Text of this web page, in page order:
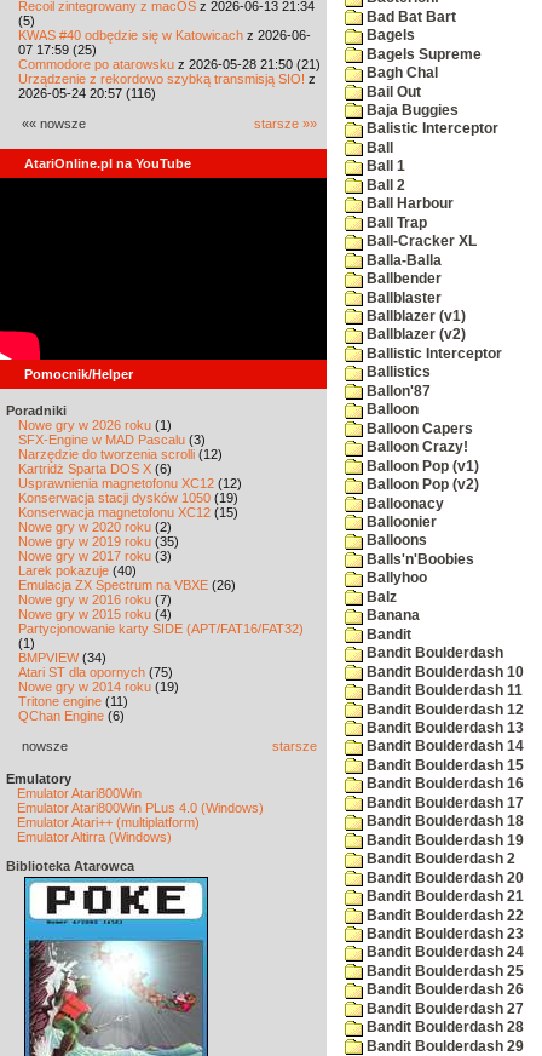
Recoil zintegrowany z macOS z 2026-06-13 21:34
(5)
KWAS #40 odbędzie się w Katowicach z 2026-06-
07 17:59 (25)
Commodore po atarowsku z 2026-05-28 21:50 (21)
Urządzenie z rekordowo szybką transmisją SIO! z
2026-05-24 20:57 (116)
«« nowsze starsze »»
AtariOnline.pl na YouTube
Pomocnik/Helper
Poradniki
Nowe gry w 2026 roku (1)
SFX-Engine w MAD Pascalu (3)
Narzędzie do tworzenia scrolli (12)
Kartridż Sparta DOS X (6)
Usprawnienia magnetofonu XC12 (12)
Konserwacja stacji dysków 1050 (19)
Konserwacja magnetofonu XC12 (15)
Nowe gry w 2020 roku (2)
Nowe gry w 2019 roku (35)
Nowe gry w 2017 roku (3)
Larek pokazuje (40)
Emulacja ZX Spectrum na VBXE (26)
Nowe gry w 2016 roku (7)
Nowe gry w 2015 roku (4)
Partycjonowanie karty SIDE (APT/FAT16/FAT32)
(1)
BMPVIEW(34)
Atari ST dla opornych (75)
Nowe gry w 2014 roku (19)
Tritone engine (11)
QChan Engine (6)
nowsze starsze
Emulatory
Emulator Atari800Win
Emulator Atari800Win PLus 4.0 (Windows)
Emulator Atari++ (multiplatform)
Emulator Altirra (Windows)
Biblioteka Atarowca
Bad Bat Bart
Bagels
Bagels Supreme
Bagh Chal
Bail Out
Baja Buggies
Balistic Interceptor
Ball
Ball 1
Ball 2
Ball Harbour
Ball Trap
Ball-Cracker XL
Balla-Balla
Ballbender
Ballblaster
Ballblazer (v1)
Ballblazer (v2)
Ballistic Interceptor
Ballistics
Ballon'87
Balloon
Balloon Capers
Balloon Crazy!
Balloon Pop (v1)
Balloon Pop (v2)
Balloonacy
Balloonier
Balloons
Balls'n'Boobies
Ballyhoo
Balz
Banana
Bandit
Bandit Boulderdash
Bandit Boulderdash 10
Bandit Boulderdash 11
Bandit Boulderdash 12
Bandit Boulderdash 13
Bandit Boulderdash 14
Bandit Boulderdash 15
Bandit Boulderdash 16
Bandit Boulderdash 17
Bandit Boulderdash 18
Bandit Boulderdash 19
Bandit Boulderdash 2
Bandit Boulderdash 20
Bandit Boulderdash 21
Bandit Boulderdash 22
Bandit Boulderdash 23
Bandit Boulderdash 24
Bandit Boulderdash 25
Bandit Boulderdash 26
Bandit Boulderdash 27
Bandit Boulderdash 28
Bandit Boulderdash 29